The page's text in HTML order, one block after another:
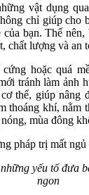
vật dụng
chỉ giúp cho
bạn. Thế
chất lượng và an
hoặc quá
tránh làm ảnh
thể, giúp nâng
thoáng khí, nằm
mùa đông
yếu tố đưa
ngon